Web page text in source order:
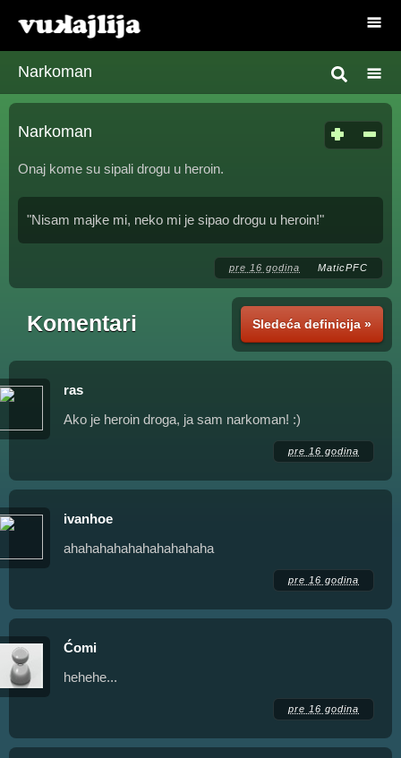
Narkoman
Narkoman
Onaj kome su sipali drogu u heroin.
"Nisam majke mi, neko mi je sipao drogu u heroin!"
pre 16 godina MaticPFC
Sledeća definicija »
Komentari
ras
Ako je heroin droga, ja sam narkoman! :)
pre 16 godina
ivanhoe
ahahahahahahahahahaha
pre 16 godina
Ćomi
hehehe...
pre 16 godina